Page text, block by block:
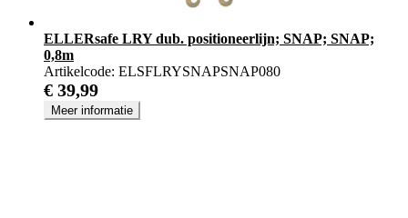
ELLERsafe LRY dub. positioneerlijn; SNAP; SNAP;
0,8m
Artikelcode: ELSFLRYSNAPSNAP080
€ 39,99
Meer informatie